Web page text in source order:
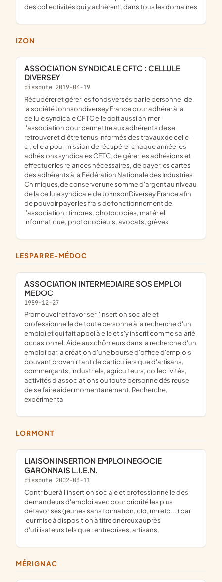
des collectivités qui y adhèrent, dans tous les domaines
IZON
ASSOCIATION SYNDICALE CFTC : CELLULE
DIVERSEY
dissoute 2019-04-19
récupérer et gérer les fonds versés par le personnel de
la société Johnsondiversey France pour adhérer à la
cellule syndicale CFTC elle doit aussi animer
l'association pour permettre aux adhérents de se
retrouver et d'être tenus informés des travaux de celle-
ci; elle a pour mission de récupérer chaque année les
adhésions syndicales CFTC, de gérer les adhésions et
effectuer les relances nécessaires, de payer les cartes
des adhérents à la Fédération Nationale des Industries
Chimiques,de conserver une somme d'argent au niveau
de la cellule syndicale de JohnsonDiversey France afin
de pouvoir payer les frais de fonctionnement de
l'association : timbres, photocopies, matériel
informatique, photocopieurs, avocats, grèves
LESPARRE-MÉDOC
ASSOCIATION INTERMEDIAIRE SOS EMPLOI
MEDOC
1989-12-27
Promouvoir et favoriser l'insertion sociale et
professionnelle de toute personne à la recherche d'un
emploi et qui fait appel à elle et s'y inscrit comme salarié
occasionnel. Aide aux chômeurs dans la recherche d'un
emploi par la création d'une bourse d'office d'emplois
pouvant provenir tant de particuliers que d'artisans,
commerçants, industriels, agriculteurs, collectivités,
activités d'associations ou toute personne désireuse
de se faire aider momentanément. Recherche,
expérimenta
LORMONT
LIAISON INSERTION EMPLOI NEGOCIE
GARONNAIS L.I.E.N.
dissoute 2002-03-11
contribuer à l'insertion sociale et professionnelle des
demandeurs d'emploi avec pour priorité les plus
défavorisés (jeunes sans formation, cld, rmi etc... ) par
leur mise à disposition à titre onéreux auprès
d'utilisateurs tels que : entreprises, artisans,
MÉRIGNAC